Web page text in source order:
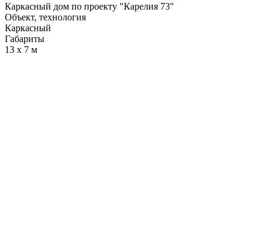
Каркасный дом по проекту "Карелия 73"
Объект, технология
Каркасный
Габариты
13 х 7 м